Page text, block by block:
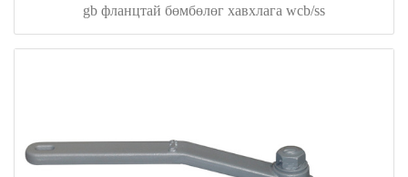
gb фланцтай бөмбөлөг хавхлага wcb/ss